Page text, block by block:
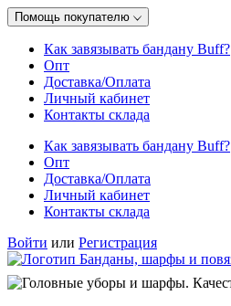
Помощь покупателю
Как завязывать бандану Buff?
Опт
Доставка/Оплата
Личный кабинет
Контакты склада
Как завязывать бандану Buff?
Опт
Доставка/Оплата
Личный кабинет
Контакты склада
Войти или Регистрация